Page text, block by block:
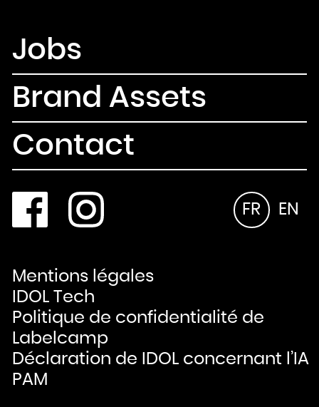
Jobs
Brand Assets
Contact
FR EN
Mentions légales
IDOL Tech
Politique de confidentialité de
Labelcamp
Déclaration de IDOL concernant l’IA
PAM